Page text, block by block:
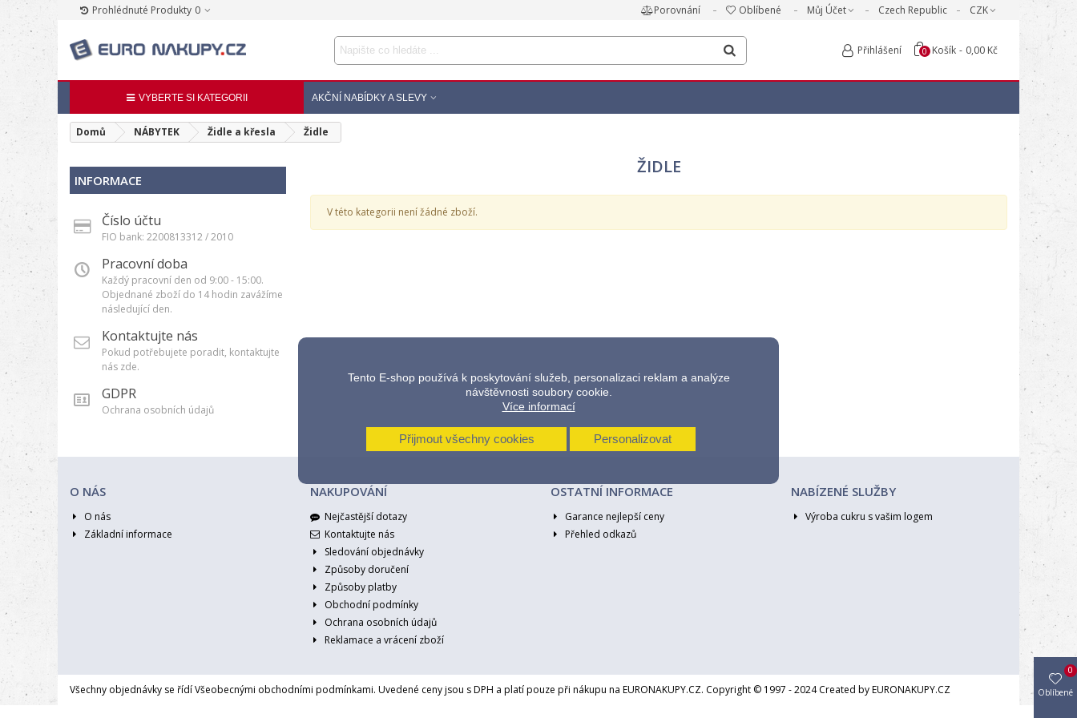
Tento E-shop používá k poskytování služeb, personalizaci reklam a analýze
návštěvnosti soubory cookie.
Více informací
Přijmout všechny cookies Personalizovat
Prohlédnuté Produkty 0 Porovnání Oblíbené Můj Účet Czech Republic CZK
Přihlášení 0 Košík - 0,00 Kč
VYBERTE SI KATEGORII AKČNÍ NABÍDKY A SLEVY
Domů NÁBYTEK Židle a křesla Židle
INFORMACE
Číslo účtu
FIO bank: 2200813312 / 2010
Pracovní doba
Každý pracovní den od 9:00 - 15:00.
Objednané zboží do 14 hodin zavážíme
následující den.
Kontaktujte nás
Pokud potřebujete poradit, kontaktujte
nás zde.
GDPR
Ochrana osobních údajů
ŽIDLE
V této kategorii není žádné zboží.
O NÁS
O nás
Základní informace
NAKUPOVÁNÍ
Nejčastější dotazy
Kontaktujte nás
Sledování objednávky
Způsoby doručení
Způsoby platby
Obchodní podmínky
Ochrana osobních údajů
Reklamace a vrácení zboží
OSTATNÍ INFORMACE
Garance nejlepší ceny
Přehled odkazů
NABÍZENÉ SLUŽBY
Výroba cukru s vašim logem
Všechny objednávky se řídí Všeobecnými obchodními podmínkami. Uvedené ceny jsou s DPH a platí pouze při nákupu na EURONAKUPY.CZ. Copyright © 1997 - 2024 Created by EURONAKUPY.CZ Oblíbené
0